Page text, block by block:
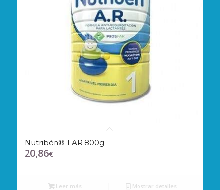
Nutribén® 1 AR 800g
20,86€
Leer más Mostrar detalles